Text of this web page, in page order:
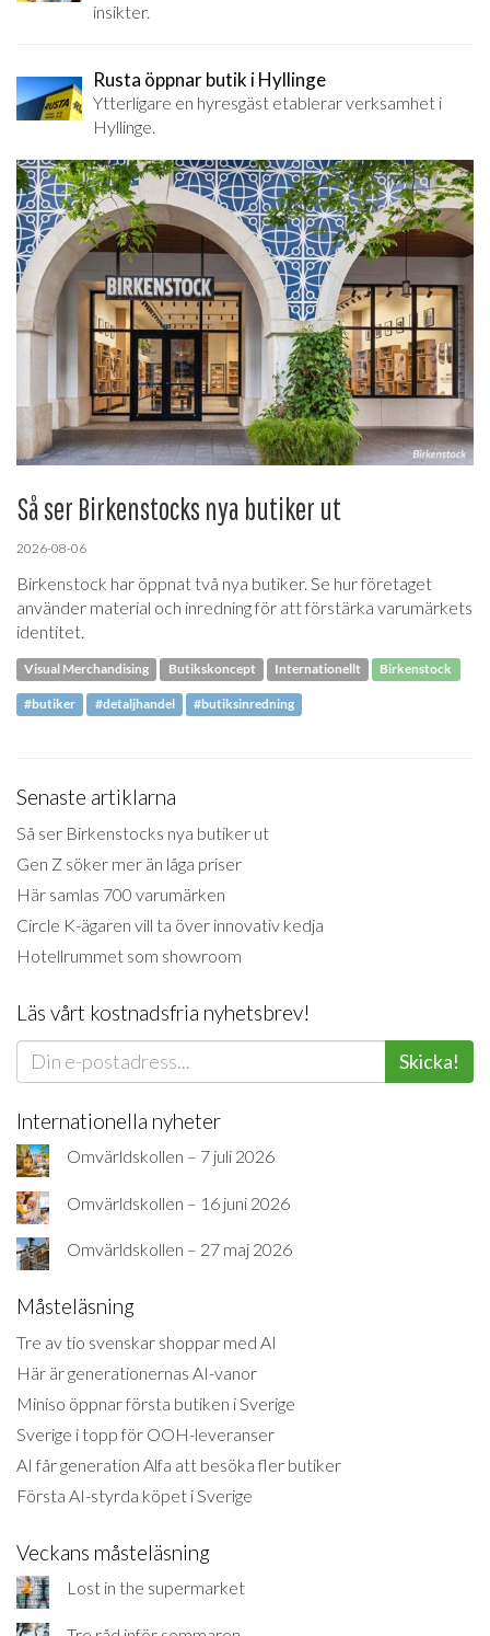
insikter.
Rusta öppnar butik i Hyllinge
Ytterligare en hyresgäst etablerar verksamhet i
Hyllinge.
Så ser Birkenstocks nya butiker ut
2026-08-06
Birkenstock har öppnat två nya butiker. Se hur företaget
använder material och inredning för att förstärka varumärkets
identitet.
Visual Merchandising Butikskoncept Internationellt Birkenstock
#butiker #detaljhandel #butiksinredning
Senaste artiklarna
Så ser Birkenstocks nya butiker ut
Gen Z söker mer än låga priser
Här samlas 700 varumärken
Circle K-ägaren vill ta över innovativ kedja
Hotellrummet som showroom
Läs vårt kostnadsfria nyhetsbrev!
Skicka!
Internationella nyheter
Omvärldskollen – 7 juli 2026
Omvärldskollen – 16 juni 2026
Omvärldskollen – 27 maj 2026
Måsteläsning
Tre av tio svenskar shoppar med AI
Här är generationernas AI-vanor
Miniso öppnar första butiken i Sverige
Sverige i topp för OOH-leveranser
AI får generation Alfa att besöka fler butiker
Första AI-styrda köpet i Sverige
Veckans måsteläsning
Lost in the supermarket